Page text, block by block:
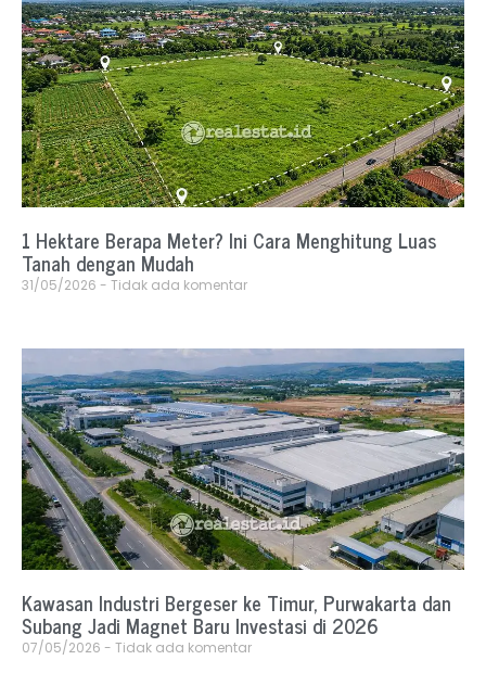
1 Hektare Berapa Meter? Ini Cara Menghitung Luas
Tanah dengan Mudah
31/05/2026 Tidak ada komentar
Kawasan Industri Bergeser ke Timur, Purwakarta dan
Subang Jadi Magnet Baru Investasi di 2026
07/05/2026 Tidak ada komentar